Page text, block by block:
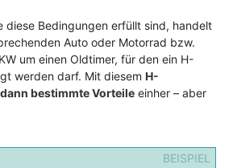
diese Bedingungen erfüllt sind, handelt
Auto oder Motorrad bzw.
um einen Oldtimer, für den ein H-
werden darf. Mit diesem H-
bestimmte Vorteile einher – aber